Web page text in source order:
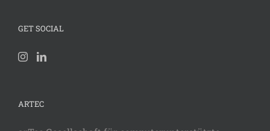
GET SOCIAL
ARTEC